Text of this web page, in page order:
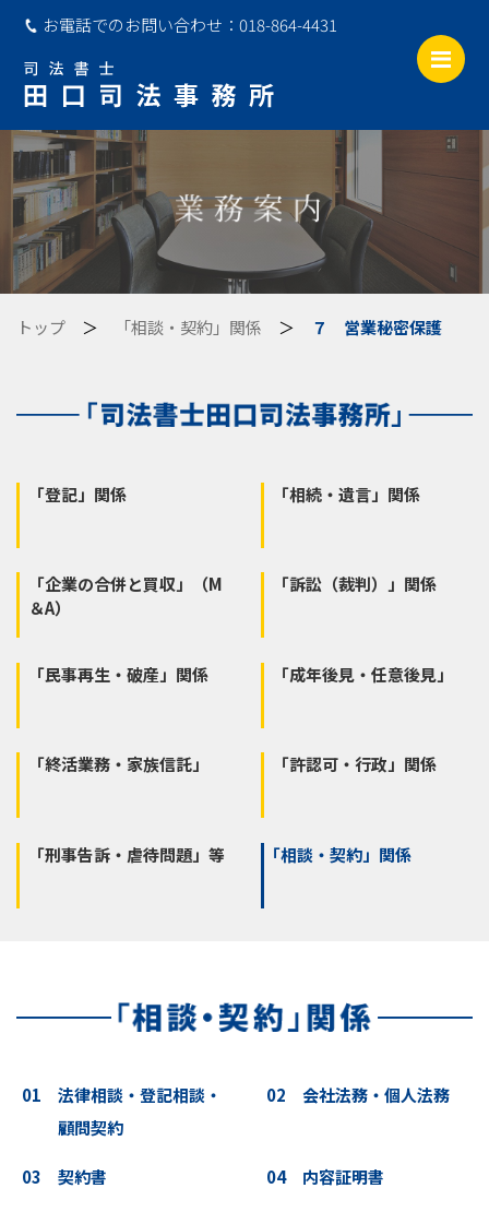
お電話でのお問い合わせ：018-864-4431
トップ ＞ 「相談・契約」関係 ＞ ７ 営業秘密保護
「登記」関係 「相続・遺言」関係
「企業の合併と買収」（M
＆A）
「訴訟（裁判）」関係
「民事再生・破産」関係 「成年後見・任意後見」
「終活業務・家族信託」 「許認可・行政」関係
「刑事告訴・虐待問題」等 「相談・契約」関係
01 法律相談・登記相談・
顧問契約
02 会社法務・個人法務
03 契約書 04 内容証明書